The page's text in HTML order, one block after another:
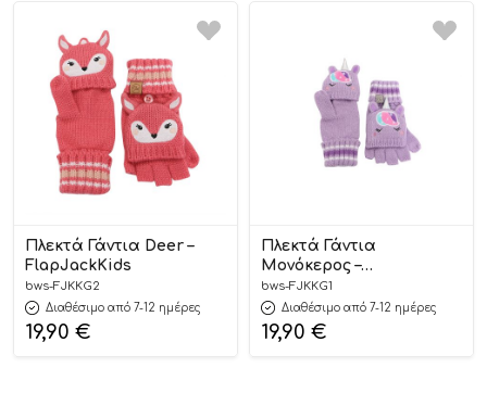
Πλεκτά Γάντια Deer –
FlapJackKids
bws-FJKKG2
Διαθέσιμο από 7-12 ημέρες
19,90 €
Πλεκτά Γάντια
Μονόκερος –
FlapJackKids
bws-FJKKG1
Διαθέσιμο από 7-12 ημέρες
19,90 €